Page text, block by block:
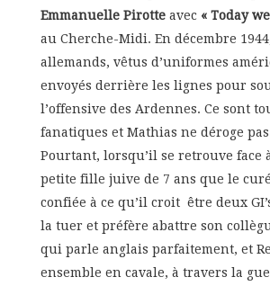
Emmanuelle Pirotteavec « Today
au Cherche-Midi. En décembre
allemands, vêtus d’uniformes
envoyés derrière les lignes pour
l’offensive des Ardennes. Ce sont
fanatiques et Mathias ne déroge
Pourtant, lorsqu’il se retrouve face
petite fille juive de 7 ans que le
confiée à ce qu’il croit être deux
la tuer et préfère abattre son
qui parle anglais parfaitement, et
ensemble en cavale, à travers la